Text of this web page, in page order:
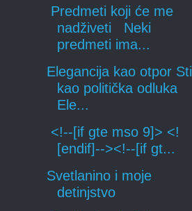
Predmeti koji će me
nadživeti Neki
predmeti ima...
Elegancija kao otpor Stil
kao politička odluka
Ele...
<!--[if gte mso 9]> <!
[endif]--><!--[if gt...
Svetlanino i moje
detinjstvo